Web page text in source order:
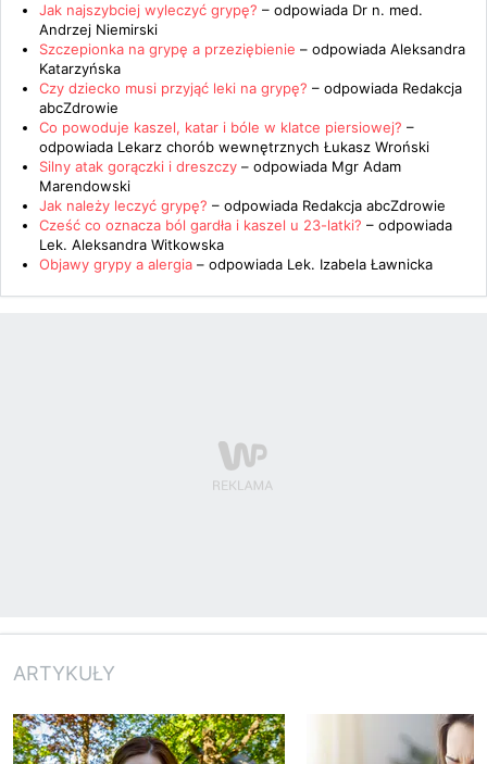
Jak najszybciej wyleczyć grypę? – odpowiada Dr n. med.
Andrzej Niemirski
Szczepionka na grypę a przeziębienie – odpowiada Aleksandra
Katarzyńska
Czy dziecko musi przyjąć leki na grypę? – odpowiada Redakcja
abcZdrowie
Co powoduje kaszel, katar i bóle w klatce piersiowej? –
odpowiada Lekarz chorób wewnętrznych Łukasz Wroński
Silny atak gorączki i dreszczy – odpowiada Mgr Adam
Marendowski
Jak należy leczyć grypę? – odpowiada Redakcja abcZdrowie
Cześć co oznacza ból gardła i kaszel u 23-latki? – odpowiada
Lek. Aleksandra Witkowska
Objawy grypy a alergia – odpowiada Lek. Izabela Ławnicka
ARTYKUŁY